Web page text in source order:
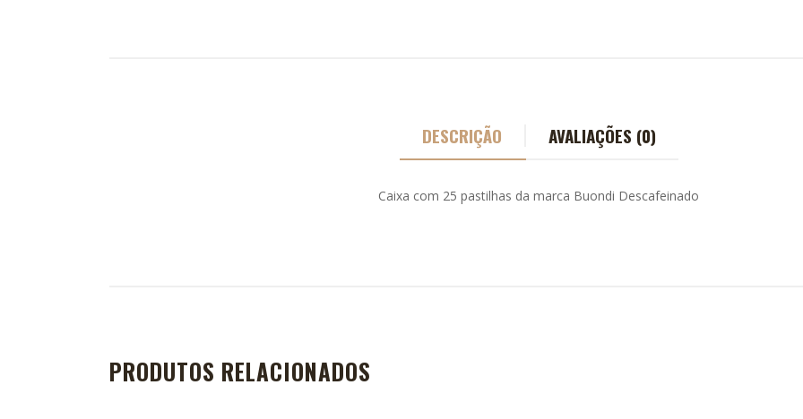
DESCRIÇÃO AVALIAÇÕES (0)
Caixa com 25 pastilhas da marca Buondi Descafeinado
PRODUTOS RELACIONADOS